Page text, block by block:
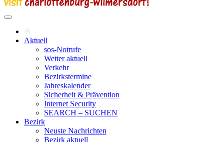
Aktuell
sos-Notrufe
Wetter aktuell
Verkehr
Bezirkstermine
Jahreskalender
Sicherheit & Prävention
Internet Security
SEARCH – SUCHEN
Bezirk
Neuste Nachrichten
Bezirk aktuell